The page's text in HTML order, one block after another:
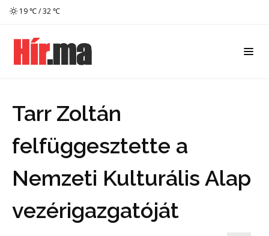
19 ℃ / 32 ℃
Tarr Zoltán
felfüggesztette a
Nemzeti Kulturális Alap
vezérigazgatóját